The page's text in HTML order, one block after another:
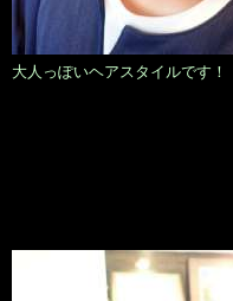
大人っぽいヘアスタイルです！